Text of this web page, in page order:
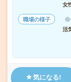
女
職場の様子
活
気になる!